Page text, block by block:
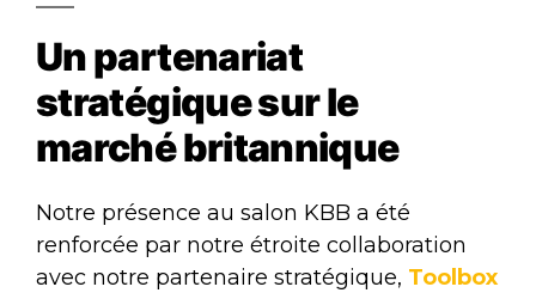
Un partenariat
stratégique sur le
marché britannique
Notre présence au salon KBB a été
renforcée par notre étroite collaboration
avec notre partenaire stratégique, Toolbox